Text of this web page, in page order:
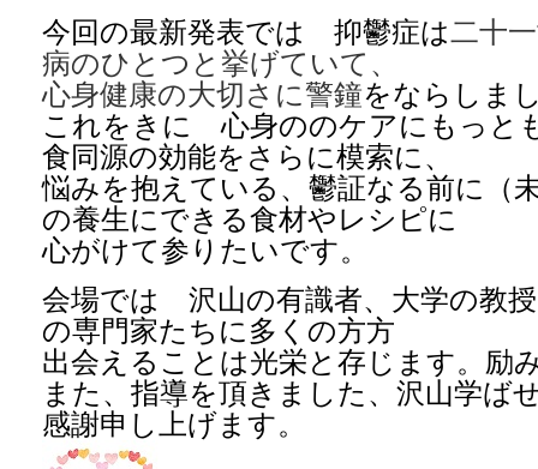
今回の最新発表では 抑鬱症は二十
病のひとつと挙げていて、
心身健康の大切さに警鐘をならしま
これをきに 心身ののケアにもっと
食同源の効能をさらに模索に、
悩みを抱えている、鬱証なる前に（
の養生にできる食材やレシピに
心がけて参りたいです。
会場では 沢山の有識者、大学の教
の専門家たちに多くの方方
出会えることは光栄と存じます。励
また、指導を頂きました、沢山学ば
感謝申し上げます。